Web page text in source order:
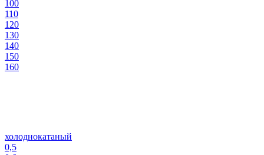
100
110
120
130
140
150
160
холоднокатаный
0,5